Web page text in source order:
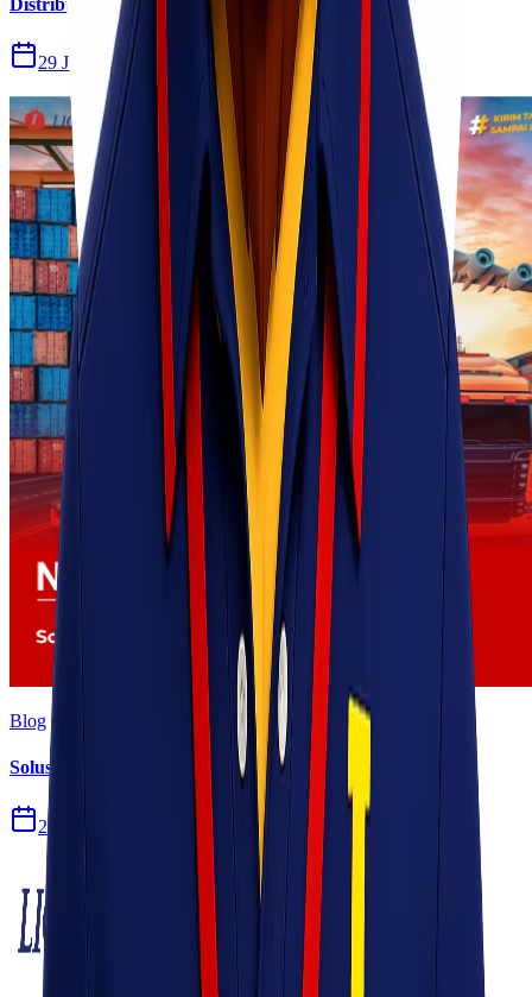
29 Jul 2026
Blog
Solusi Logistik untuk Perusahaan Manufaktur
27 Jul 2026